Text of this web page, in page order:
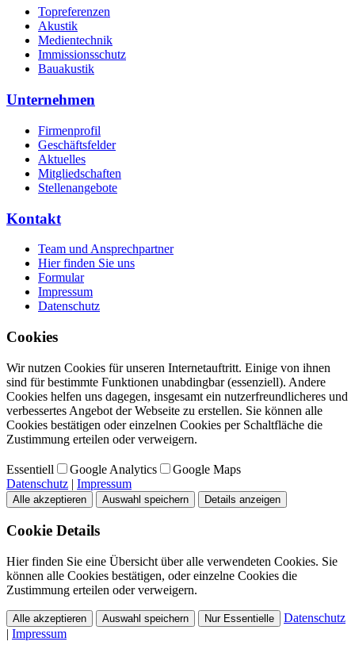
Topreferenzen
Akustik
Medientechnik
Immissionsschutz
Bauakustik
Unternehmen
Firmenprofil
Geschäftsfelder
Aktuelles
Mitgliedschaften
Stellenangebote
Kontakt
Team und Ansprechpartner
Hier finden Sie uns
Formular
Impressum
Datenschutz
Cookies
Wir nutzen Cookies für unseren Internetauftritt. Einige von ihnen
sind für bestimmte Funktionen unabdingbar (essenziell). Andere
Cookies helfen uns dagegen, insgesamt ein nutzerfreundlicheres und
verbessertes Angebot der Webseite zu erstellen. Sie können alle
Cookies bestätigen oder einzelnen Cookies per Schaltfläche die
Zustimmung erteilen oder verweigern.
Essentiell Google Analytics
Google Maps
Datenschutz | Impressum
Alle akzeptieren Auswahl speichern Details anzeigen
Cookie Details
Hier finden Sie eine Übersicht über alle verwendeten Cookies. Sie
können alle Cookies bestätigen, oder einzelne Cookies die
Zustimmung erteilen oder verweigern.
Alle akzeptieren Auswahl speichern Nur Essentielle
Datenschutz
| Impressum